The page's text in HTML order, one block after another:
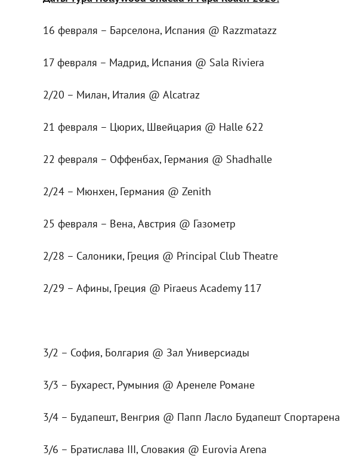
16 февраля – Барселона, Испания @ Razzmatazz
17 февраля – Мадрид, Испания @ Sala Riviera
2/20 – Милан, Италия @ Alcatraz
21 февраля – Цюрих, Швейцария @ Halle 622
22 февраля – Оффенбах, Германия @ Shadhalle
2/24 – Мюнхен, Германия @ Zenith
25 февраля – Вена, Австрия @ Газометр
2/28 – Салоники, Греция @ Principal Club Theatre
2/29 – Афины, Греция @ Piraeus Academy 117
3/2 – София, Болгария @ Зал Универсиады
3/3 – Бухарест, Румыния @ Аренеле Романе
3/4 – Будапешт, Венгрия @ Папп Ласло Будапешт Спортарена
3/6 – Братислава III, Словакия @ Eurovia Arena